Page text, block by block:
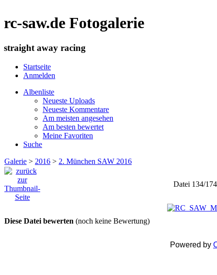
rc-saw.de Fotogalerie
straight away racing
Startseite
Anmelden
Albenliste
Neueste Uploads
Neueste Kommentare
Am meisten angesehen
Am besten bewertet
Meine Favoriten
Suche
Galerie > 2016 > 2. München SAW 2016
Datei 134/
Diese Datei bewerten (noch keine Bewertung)
Powered by